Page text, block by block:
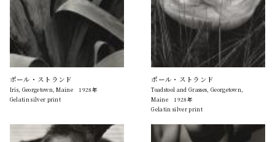
ポール・ストランド
Iris, Georgetown, Maine 1928年
Gelatin silver print
ポール・ストランド
Toadstool and Grasses, Georgetown,
Maine 1928年
Gelatin silver print